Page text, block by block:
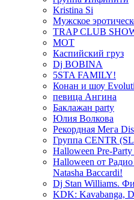
Kristina Si
Мужское
TRAP CLUB
МОТ
Каспийский груз
Dj BOBINA
5STA FAMILY!
Конан и шоу
певица Ангина
Баклажан party
Юлия Волкова
Рекордная Мега
Группа CENTR
Halloween Pre-
Halloween от
Natasha Baccardi!
Dj Stan Williams.
KDK: Kavabanga,